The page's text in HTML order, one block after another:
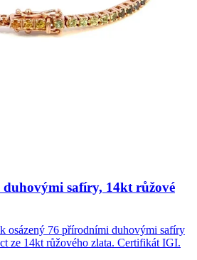
duhovými safíry, 14kt růžové
osázený 76 přírodními duhovými safíry
ze 14kt růžového zlata. Certifikát IGI.